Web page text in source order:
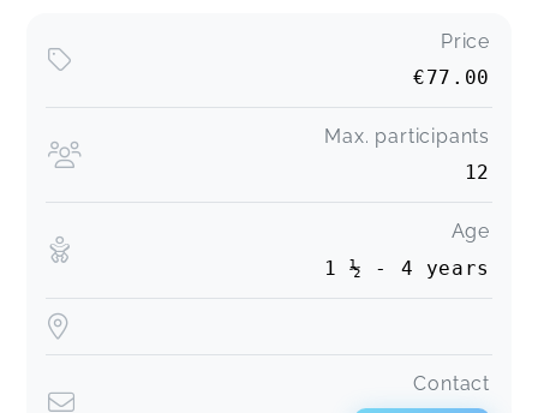
Price
€77.00
Max. participants
12
Age
1 ½ - 4 years
Contact